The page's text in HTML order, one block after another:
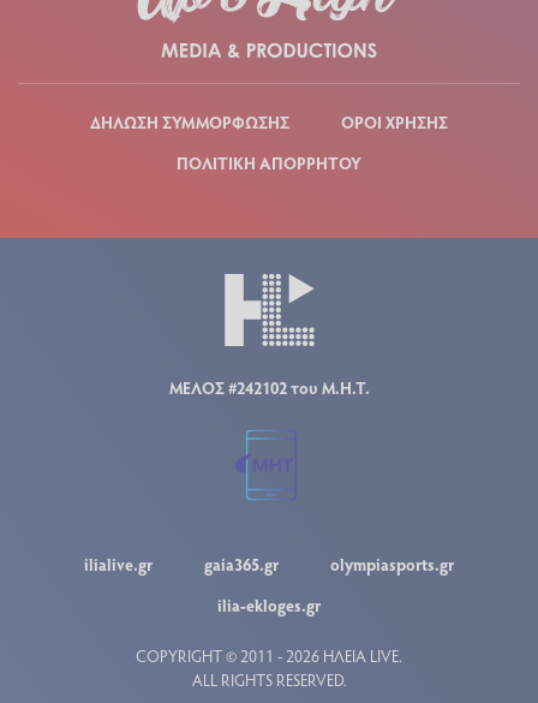
ΔΗΛΩΣΗ ΣΥΜΜΟΡΦΩΣΗΣ
ΟΡΟΙ ΧΡΗΣΗΣ
ΠΟΛΙΤΙΚΗ ΑΠΟΡΡΗΤΟΥ
ΜΕΛΟΣ #242102 του Μ.Η.Τ.
ilialive.gr gaia365.gr
olympiasports.gr
ilia-ekloges.gr
COPYRIGHT © 2011 - 2026 ΗΛΕΙΑ LIVE.
ALL RIGHTS RESERVED.